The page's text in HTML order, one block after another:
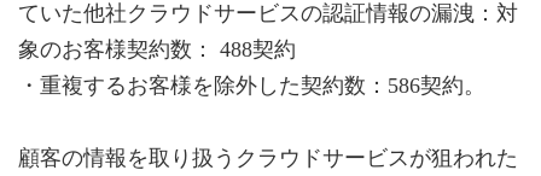
ていた他社クラウドサービスの認証情報の漏洩：対
象のお客様契約数： 488契約
・重複するお客様を除外した契約数：586契約。
顧客の情報を取り扱うクラウドサービスが狙われた